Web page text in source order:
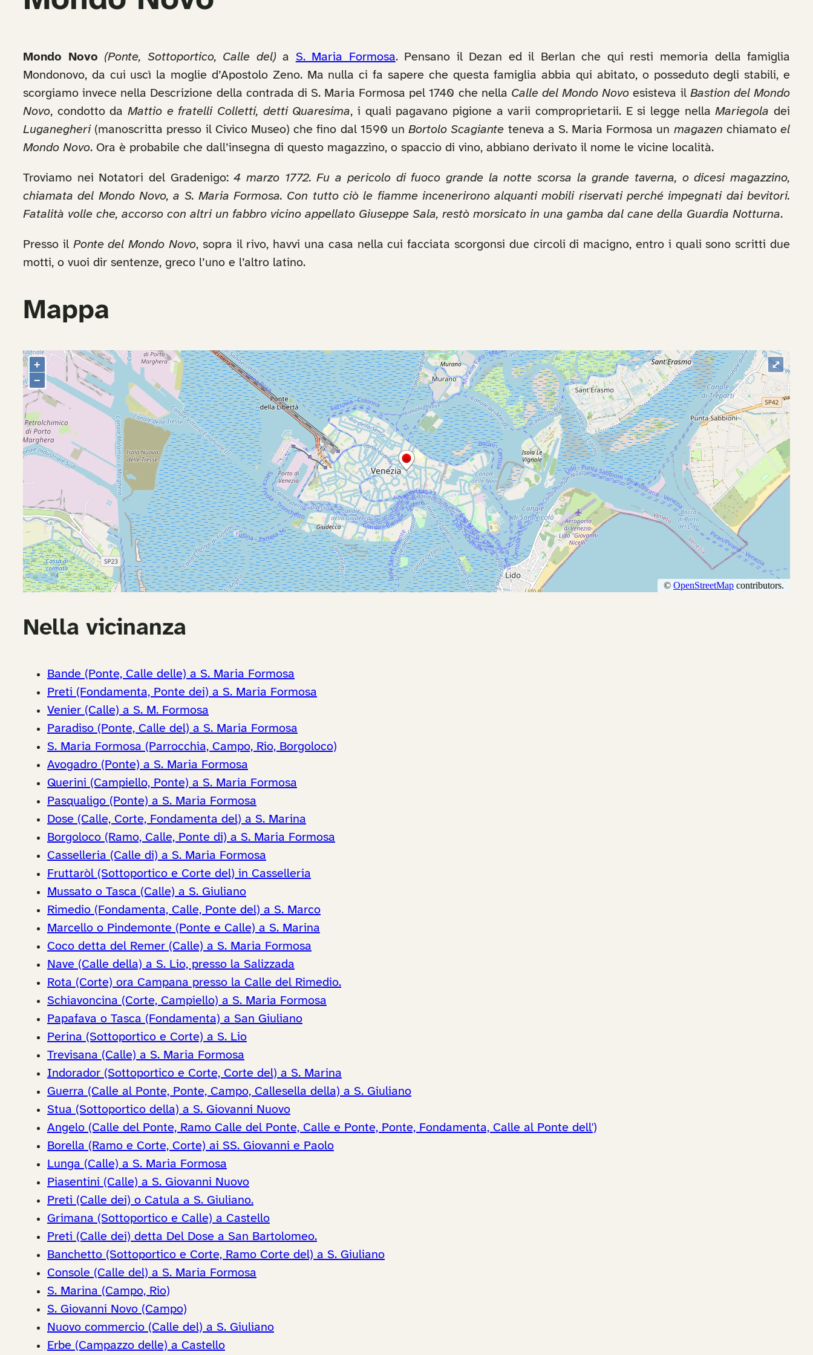
Mondo Novo (Ponte, Sottoportico, Calle del) a S. Maria Formosa. Pensano il Dezan ed il Berlan che qui resti memoria della famiglia
Mondonovo, da cui uscì la moglie d’Apostolo Zeno. Ma nulla ci fa sapere che questa famiglia abbia qui abitato, o posseduto degli stabili, e
scorgiamo invece nella Descrizione della contrada di S. Maria Formosa pel 1740 che nella Calle del Mondo Novo esisteva il Bastion del Mondo
Novo, condotto da Mattio e fratelli Colletti, detti Quaresima, i quali pagavano pigione a varii comproprietarii. E si legge nellaMariegola dei
Luganegheri(manoscritta presso il Civico Museo) che fino dal 1590 unBortolo Scagiante teneva a S. Maria Formosa un magazen chiamatoel
Mondo Novo. Ora è probabile che dall’insegna di questo magazzino, o spaccio di vino, abbiano derivato il nome le vicine località.
Troviamo nei Notatori del Gradenigo:4 marzo 1772. Fu a pericolo di fuoco grande la notte scorsa la grande taverna, o dicesi magazzino,
chiamata del Mondo Novo, a S. Maria Formosa. Con tutto ciò le fiamme incenerirono alquanti mobili riservati perché impegnati dai bevitori.
Fatalità volle che, accorso con altri un fabbro vicino appellato Giuseppe Sala, restò morsicato in una gamba dal cane della Guardia Notturna.
Presso il Ponte del Mondo Novo, sopra il rivo, havvi una casa nella cui facciata scorgonsi due circoli di macigno, entro i quali sono scritti due
motti, o vuoi dir sentenze, greco l’uno e l’altro latino.
Mappa
Nella vicinanza
Bande (Ponte, Calle delle) a S. Maria Formosa
Preti (Fondamenta, Ponte dei) a S. Maria Formosa
Venier (Calle) a S. M. Formosa
Paradiso (Ponte, Calle del) a S. Maria Formosa
S. Maria Formosa (Parrocchia, Campo, Rio, Borgoloco)
Avogadro (Ponte) a S. Maria Formosa
Querini (Campiello, Ponte) a S. Maria Formosa
Pasqualigo (Ponte) a S. Maria Formosa
Dose (Calle, Corte, Fondamenta del) a S. Marina
Borgoloco (Ramo, Calle, Ponte di) a S. Maria Formosa
Casselleria (Calle di) a S. Maria Formosa
Fruttaròl (Sottoportico e Corte del) in Casselleria
Mussato o Tasca (Calle) a S. Giuliano
Rimedio (Fondamenta, Calle, Ponte del) a S. Marco
Marcello o Pindemonte (Ponte e Calle) a S. Marina
Coco detta del Remer (Calle) a S. Maria Formosa
Nave (Calle della) a S. Lio, presso la Salizzada
Rota (Corte) ora Campana presso la Calle del Rimedio.
Schiavoncina (Corte, Campiello) a S. Maria Formosa
Papafava o Tasca (Fondamenta) a San Giuliano
Perina (Sottoportico e Corte) a S. Lio
Trevisana (Calle) a S. Maria Formosa
Indorador (Sottoportico e Corte, Corte del) a S. Marina
Guerra (Calle al Ponte, Ponte, Campo, Callesella della) a S. Giuliano
Stua (Sottoportico della) a S. Giovanni Nuovo
Angelo (Calle del Ponte, Ramo Calle del Ponte, Calle e Ponte, Ponte, Fondamenta, Calle al Ponte dell')
Borella (Ramo e Corte, Corte) ai SS. Giovanni e Paolo
Lunga (Calle) a S. Maria Formosa
Piasentini (Calle) a S. Giovanni Nuovo
Preti (Calle dei) o Catula a S. Giuliano.
Grimana (Sottoportico e Calle) a Castello
Preti (Calle dei) detta Del Dose a San Bartolomeo.
Banchetto (Sottoportico e Corte, Ramo Corte del) a S. Giuliano
Console (Calle del) a S. Maria Formosa
S. Marina (Campo, Rio)
S. Giovanni Novo (Campo)
Nuovo commercio (Calle del) a S. Giuliano
Erbe (Campazzo delle) a Castello